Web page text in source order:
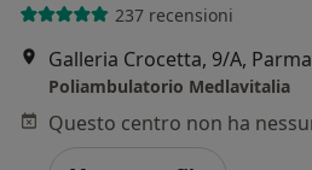
237 recensioni
Galleria Crocetta, 9/A, Parma
Poliambulatorio Medlavitalia